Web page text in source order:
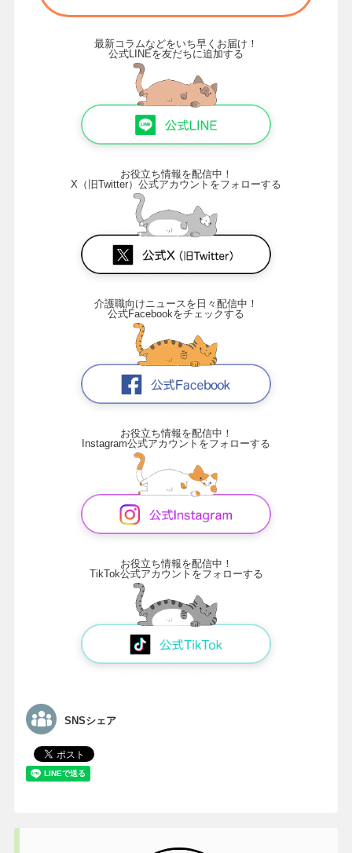
最新コラムなどをいち早くお届け！
公式LINEを友だちに追加する
お役立ち情報を配信中！
X（旧Twitter）公式アカウントをフォローする
介護職向けニュースを日々配信中！
公式Facebookをチェックする
お役立ち情報を配信中！
Instagram公式アカウントをフォローする
お役立ち情報を配信中！
TikTok公式アカウントをフォローする
SNSシェア